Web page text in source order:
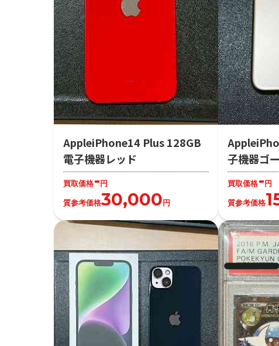
AppleiPhone14 Plus 128GB
電子機器レッド
買取価格-円
質参考価格30,000円
子機器ゴ
買取価格-円
質参考価格